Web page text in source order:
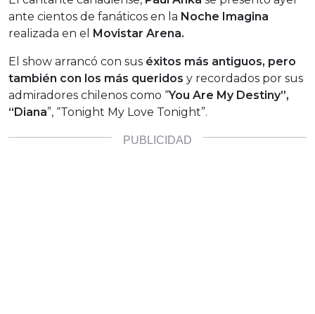
ante cientos de fanáticos en la Noche Imagina
realizada en el Movistar Arena.
El show arrancó con sus éxitos más antiguos, pero
también con los más queridos y recordados por sus
admiradores chilenos como “You Are My Destiny”,
“Diana”, “Tonight My Love Tonight”.